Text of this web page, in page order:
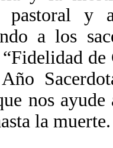
pastoral y
a los
de
nos
la muerte.